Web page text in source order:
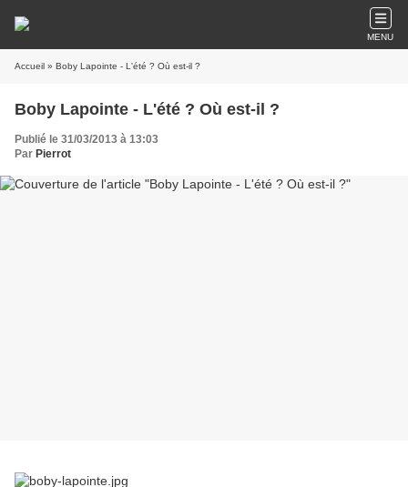
MENU
Accueil » Boby Lapointe - L'été ? Où est-il ?
Boby Lapointe - L'été ? Où est-il ?
Publié le 31/03/2013 à 13:03
Par Pierrot